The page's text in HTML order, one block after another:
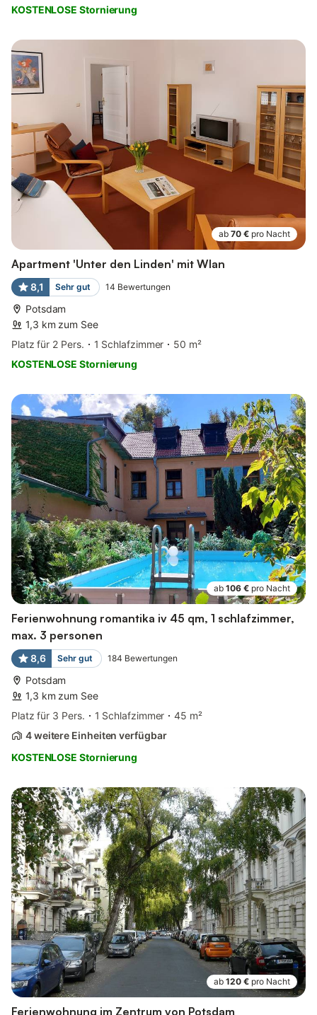
KOSTENLOSE Stornierung
ab 70 € pro Nacht
Apartment 'Unter den Linden' mit Wlan
8,1 Sehr gut 14 Bewertungen
Potsdam
1,3 km zum See
Platz für 2 Pers.
1 Schlafzimmer
50 m²
KOSTENLOSE Stornierung
ab 106 € pro Nacht
Ferienwohnung romantika iv 45 qm, 1 schlafzimmer,
max. 3 personen
8,6 Sehr gut 184 Bewertungen
Potsdam
1,3 km zum See
Platz für 3 Pers.
1 Schlafzimmer
45 m²
4 weitere Einheiten verfügbar
KOSTENLOSE Stornierung
ab 120 € pro Nacht
Ferienwohnung im Zentrum von Potsdam